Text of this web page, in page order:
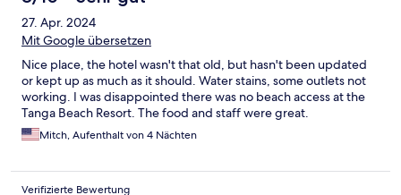
27. Apr. 2024
Mit Google übersetzen
Nice place, the hotel wasn't that old, but hasn't been updated
or kept up as much as it should. Water stains, some outlets not
working. I was disappointed there was no beach access at the
Tanga Beach Resort. The food and staff were great.
Mitch, Aufenthalt von 4 Nächten
Verifizierte Bewertung